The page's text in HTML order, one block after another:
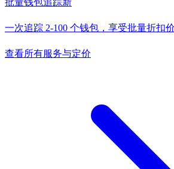
一次追踪 2-100 个钱包，享受批量折扣价
查看所有服务与定价